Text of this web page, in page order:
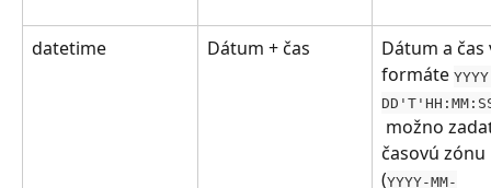
datetime Dátum + čas
Dátum a
formáte
možno
časovú zónu
(YYYY-MM-